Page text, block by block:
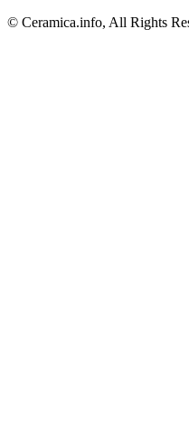
© Ceramica.info, All Rights